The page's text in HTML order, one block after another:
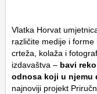
Vlatka Horvat
različite medije i forme
crteža, kolaža i
izdavaštva – bavi
odnosa koji u njemu
najnoviji projekt